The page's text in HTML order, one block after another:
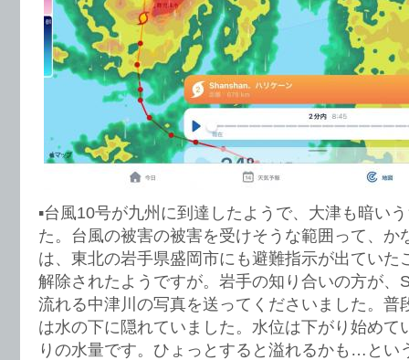
▪️台風10号が九州に到達したようで、大津も暗い
た。台風の被害の被害を受けそうな範囲って、か
は、東北の岩手県盛岡市にも避難指示が出ていた
解除されたようですが。岩手の知り合いの方が、
流れる中津川の写真を送ってくださいました。普
は水の下に隠れていました。水位は下がり始めて
りの水量です。ひょっとすると溢れるかも…とい